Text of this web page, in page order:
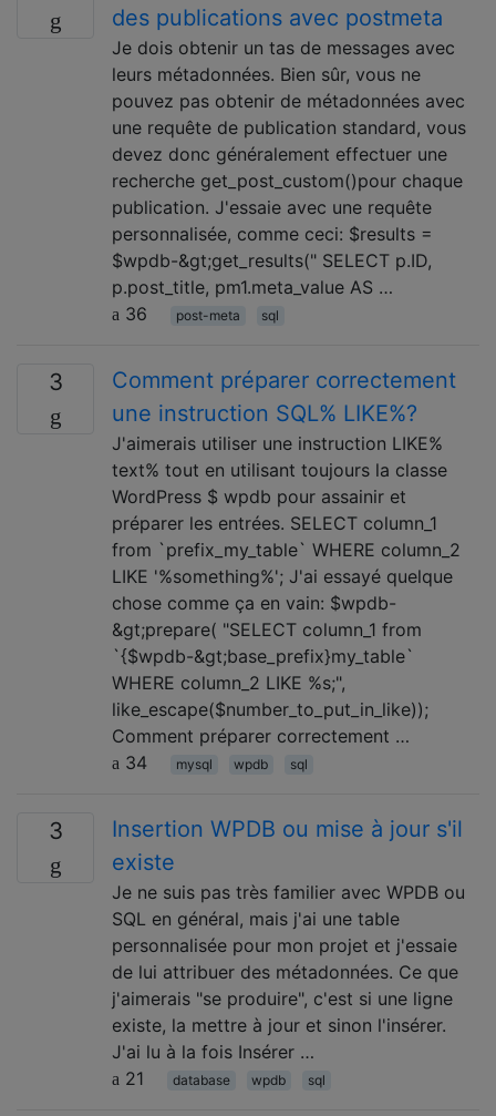
des publications avec postmeta
Je dois obtenir un tas de messages avec
leurs métadonnées. Bien sûr, vous ne
pouvez pas obtenir de métadonnées avec
une requête de publication standard, vous
devez donc généralement effectuer une
recherche get_post_custom()pour chaque
publication. J'essaie avec une requête
personnalisée, comme ceci: $results =
$wpdb-&gt;get_results(" SELECT p.ID,
p.post_title, pm1.meta_value AS …
36
post-meta sql
3
Comment préparer correctement
une instruction SQL% LIKE%?
J'aimerais utiliser une instruction LIKE%
text% tout en utilisant toujours la classe
WordPress $ wpdb pour assainir et
préparer les entrées. SELECT column_1
from `prefix_my_table` WHERE column_2
LIKE '%something%'; J'ai essayé quelque
chose comme ça en vain: $wpdb-
&gt;prepare( "SELECT column_1 from
`{$wpdb-&gt;base_prefix}my_table`
WHERE column_2 LIKE %s;",
like_escape($number_to_put_in_like));
Comment préparer correctement …
34
mysql wpdb sql
3
Insertion WPDB ou mise à jour s'il
existe
Je ne suis pas très familier avec WPDB ou
SQL en général, mais j'ai une table
personnalisée pour mon projet et j'essaie
de lui attribuer des métadonnées. Ce que
j'aimerais "se produire", c'est si une ligne
existe, la mettre à jour et sinon l'insérer.
J'ai lu à la fois Insérer …
21
database wpdb sql